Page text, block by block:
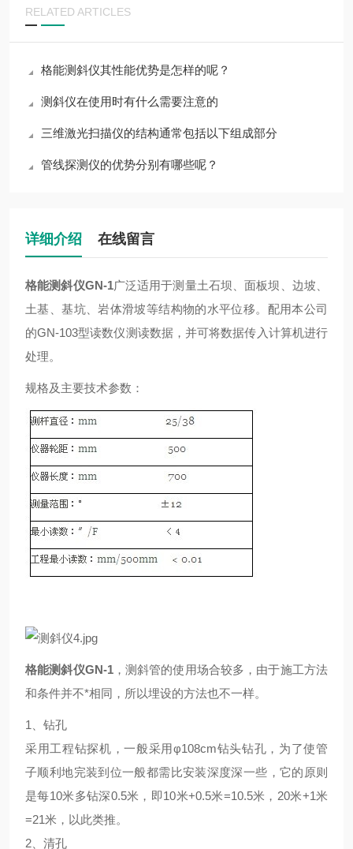
RELATED ARTICLES
格能测斜仪其性能优势是怎样的呢？
测斜仪在使用时有什么需要注意的
三维激光扫描仪的结构通常包括以下组成部分
管线探测仪的优势分别有哪些呢？
详细介绍 在线留言
格能测斜仪GN-1广泛适用于测量土石坝、面板坝、边坡、
土基、基坑、岩体滑坡等结构物的水平位移。配用本公司
的GN-103型读数仪测读数据，并可将数据传入计算机进行
处理。
规格及主要技术参数：
格能测斜仪GN-1，测斜管的使用场合较多，由于施工方法
和条件并不*相同，所以埋设的方法也不一样。
1、钻孔
采用工程钻探机，一般采用φ108cm钻头钻孔，为了使管
子顺利地完装到位一般都需比安装深度深一些，它的原则
是每10米多钻深0.5米，即10米+0.5米=10.5米，20米+1米
=21米，以此类推。
2、清孔